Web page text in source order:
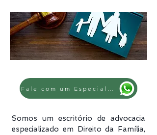
Somos um escritório de advocacia
especializado em Direito da Família,